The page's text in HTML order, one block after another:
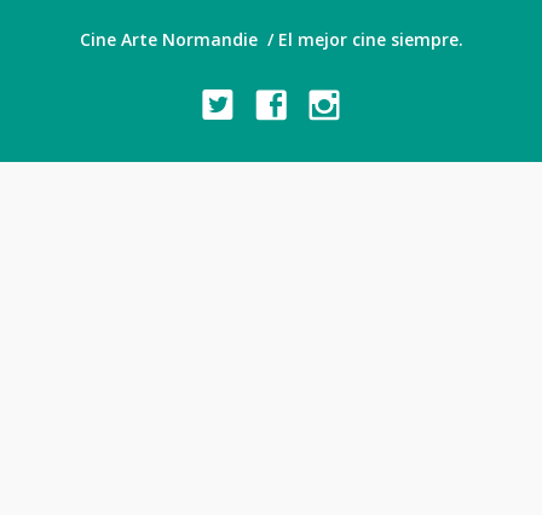
Cine Arte Normandie / El mejor cine siempre.